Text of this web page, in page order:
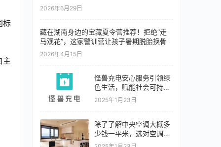
标
主
2026年6月29日
藏在湖南身边的宝藏夏令营推荐！拒绝“走
马观花”，这家警训营让孩子暑期脱胎换骨
2026年4月15日
怪兽充电安心服务引领绿
色生活，赋能社会可持续
前行
2025年1月23日
除了了解中央空调大概多
少钱一平米，选对空调才
是高品质生活的关键